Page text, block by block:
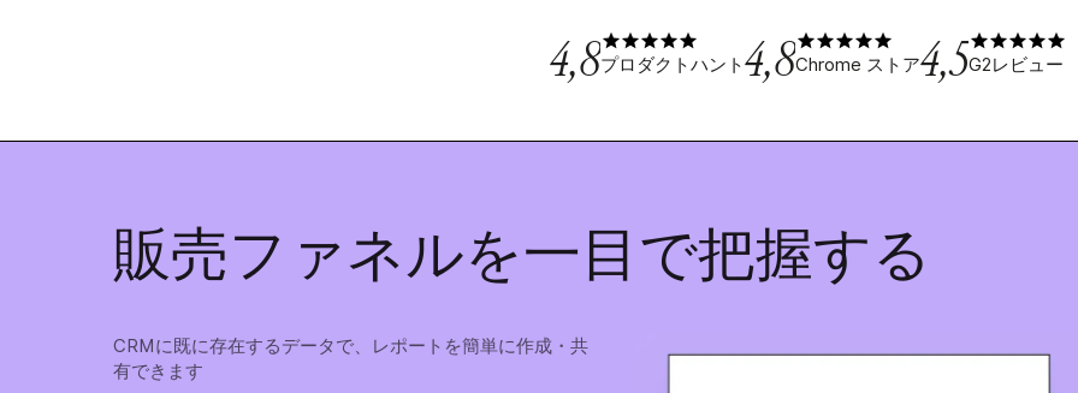
4,8プロダクトハント4,8Chrome ストア4,5G2レビュー
販売ファネルを一目で把握する
CRMに既に存在するデータで、レポートを簡単に作成・共
有できます